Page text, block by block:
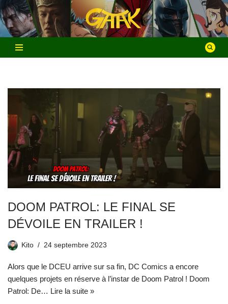
Aller
au
contenu
DOOM PATROL: LE FINAL SE
DÉVOILE EN TRAILER !
Kito 24 septembre 2023
Alors que le DCEU arrive sur sa fin, DC Comics a encore
quelques projets en réserve à l’instar de Doom Patrol ! Doom
Patrol: De… Lire la suite »